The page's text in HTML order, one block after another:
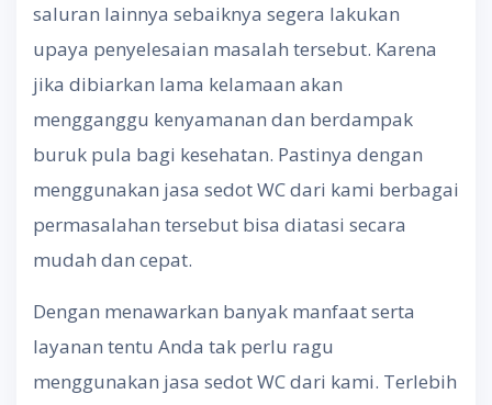
saluran lainnya sebaiknya segera lakukan
upaya penyelesaian masalah tersebut. Karena
jika dibiarkan lama kelamaan akan
mengganggu kenyamanan dan berdampak
buruk pula bagi kesehatan. Pastinya dengan
menggunakan jasa sedot WC dari kami berbagai
permasalahan tersebut bisa diatasi secara
mudah dan cepat.
Dengan menawarkan banyak manfaat serta
layanan tentu Anda tak perlu ragu
menggunakan jasa sedot WC dari kami. Terlebih